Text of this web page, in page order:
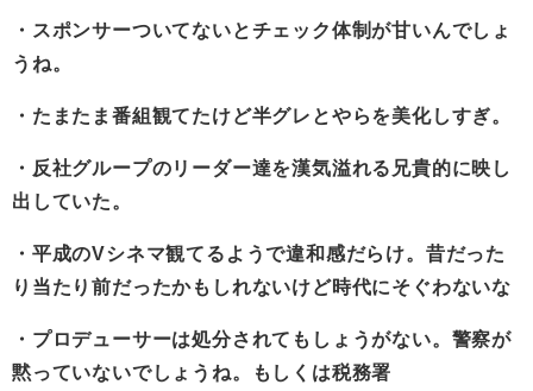
・スポンサーついてないとチェック体制が甘いんでしょ
うね。
・たまたま番組観てたけど半グレとやらを美化しすぎ。
・反社グループのリーダー達を漢気溢れる兄貴的に映し
出していた。
・平成のVシネマ観てるようで違和感だらけ。昔だった
り当たり前だったかもしれないけど時代にそぐわないな
・プロデューサーは処分されてもしょうがない。警察が
黙っていないでしょうね。もしくは税務署